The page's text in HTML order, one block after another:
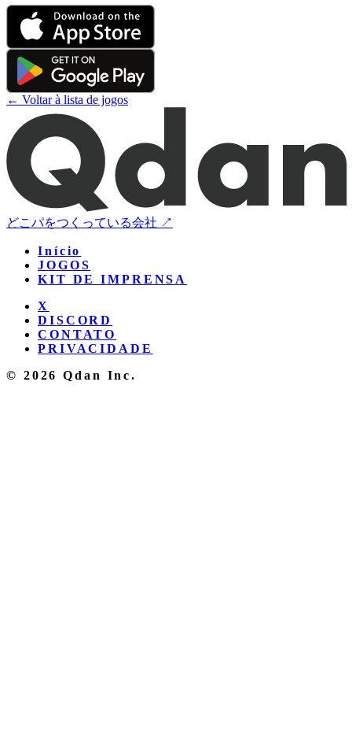
← Voltar à lista de jogos
どこパをつくっている会社 ↗
Início
JOGOS
KIT DE IMPRENSA
X
DISCORD
CONTATO
PRIVACIDADE
© 2026 Qdan Inc.